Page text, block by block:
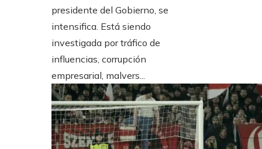
presidente del Gobierno, se
intensifica. Está siendo
investigada por tráfico de
influencias, corrupción
empresarial, malvers...